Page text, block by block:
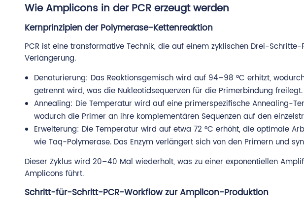
Wie Amplicons in der PCR erzeugt werden
Kernprinzipien der Polymerase-Kettenreaktion
PCR ist eine transformative Technik, die auf einem zyklischen Drei-
Verlängerung.
Denaturierung: Das Reaktionsgemisch wird auf 94–98 °C erhitzt,
getrennt wird, was die Nukleotidsequenzen für die Primerbindung freilegt.
Annealing: Die Temperatur wird auf eine primerspezifische Annealing-
wodurch die Primer an ihre komplementären Sequenzen auf den
Erweiterung: Die Temperatur wird auf etwa 72 °C erhöht, die optimale
wie Taq-Polymerase. Das Enzym verlängert sich von den Primern und
Dieser Zyklus wird 20–40 Mal wiederholt, was zu einer exponentiellen
Amplicons führt.
Schritt-für-Schritt-PCR-Workflow zur Amplicon-Produktion